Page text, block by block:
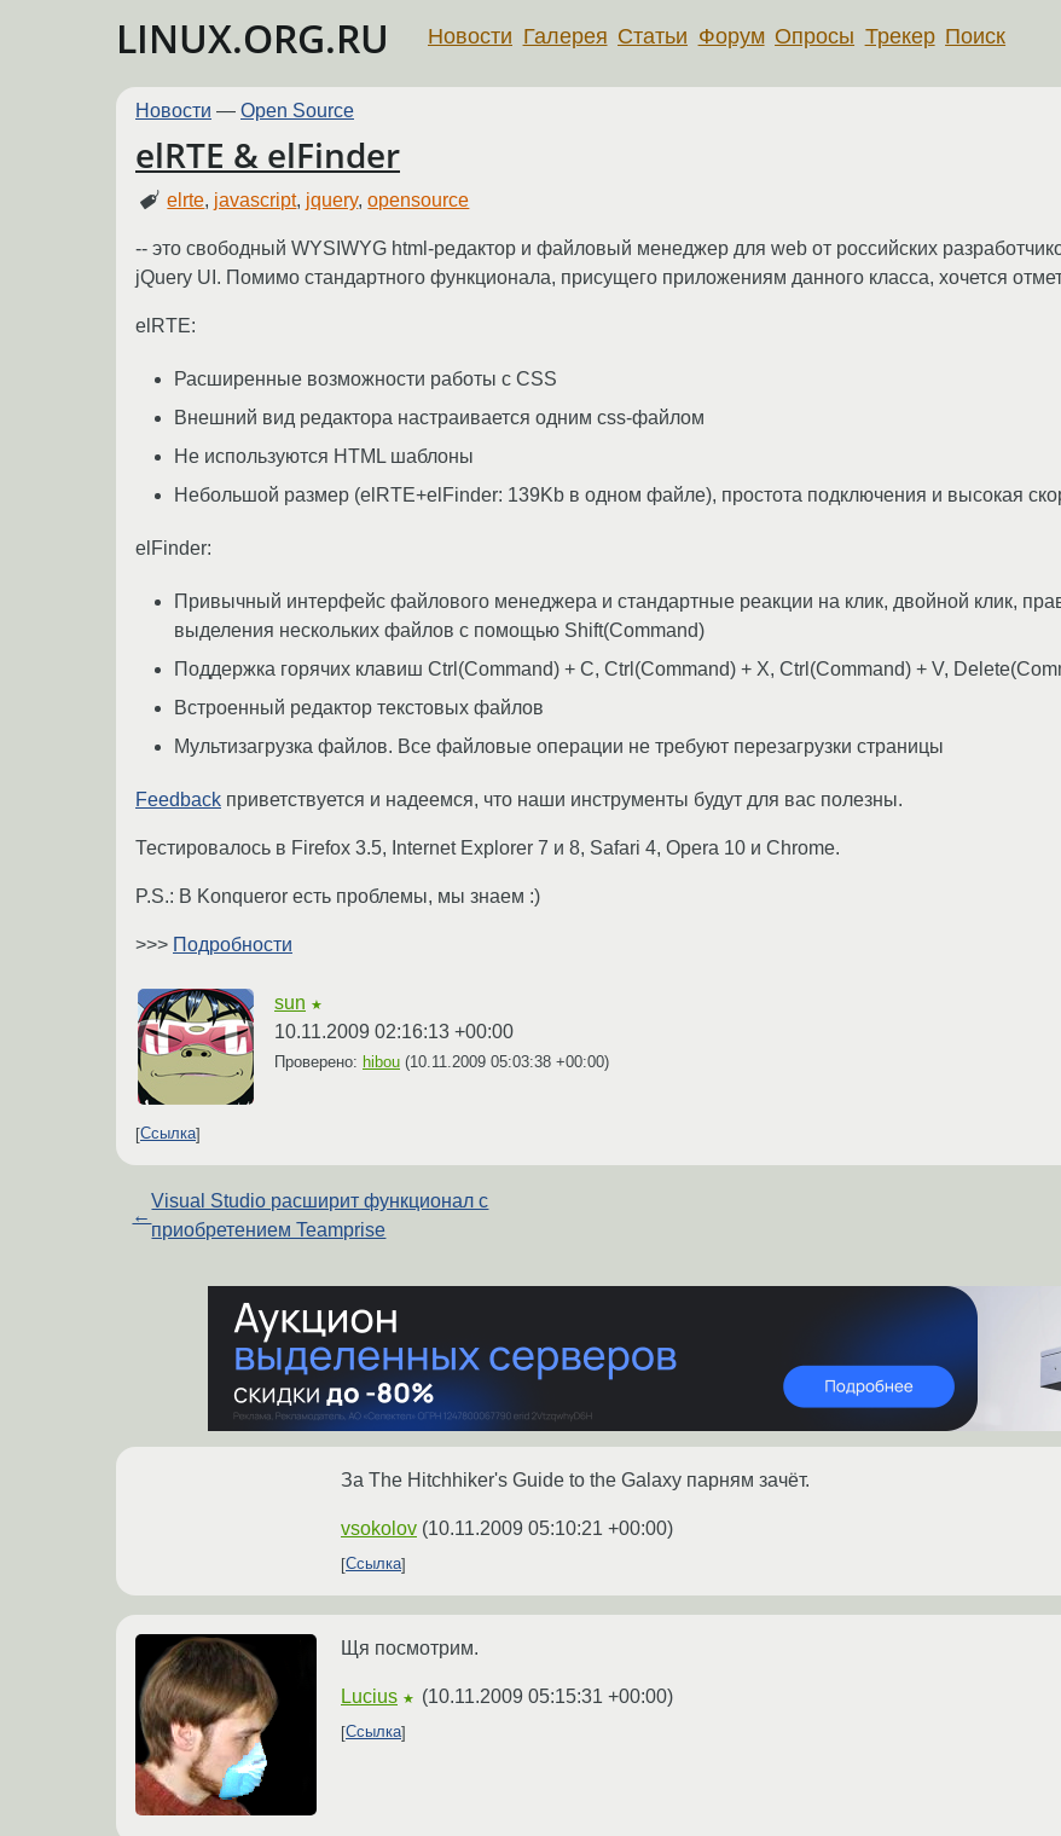
LINUX.ORG.RU Новости Галерея Статьи Форум Опросы Трекер Поиск
Новости — Open Source
elRTE & elFinder
elrte, javascript, jquery,opensource
-- это свободный WYSIWYG html-редактор и файловый менеджер для web от российских
jQuery UI. Помимо стандартного функционала, присущего приложениям данного класса, хочется
elRTE:
Расширенные возможности работы с CSS
Внешний вид редактора настраивается одним css-файлом
Не используются HTML шаблоны
Небольшой размер (elRTE+elFinder: 139Kb в одном файле), простота подключения и высокая
elFinder:
Привычный интерфейс файлового менеджера и стандартные реакции на клик, двойной клик,
выделения нескольких файлов с помощью Shift(Command)
Поддержка горячих клавиш Ctrl(Command) + C, Ctrl(Command) + X, Ctrl(Command) + V,
Встроенный редактор текстовых файлов
Мультизагрузка файлов. Все файловые операции не требуют перезагрузки страницы
Feedback приветствуется и надеемся, что наши инструменты будут для вас полезны.
Тестировалось в Firefox 3.5, Internet Explorer 7 и 8, Safari 4, Opera 10 и Chrome.
P.S.: В Konqueror есть проблемы, мы знаем :)
>>> Подробности
sun ★
10.11.2009 02:16:13 +00:00
Проверено: hibou (10.11.2009 05:03:38 +00:00)
Ссылка
←
Visual Studio расширит функционал с
приобретением Teamprise
За The Hitchhiker's Guide to the Galaxy парням зачёт.
vsokolov (10.11.2009 05:10:21 +00:00)
Ссылка
Щя посмотрим.
Lucius ★ (10.11.2009 05:15:31 +00:00)
Ссылка